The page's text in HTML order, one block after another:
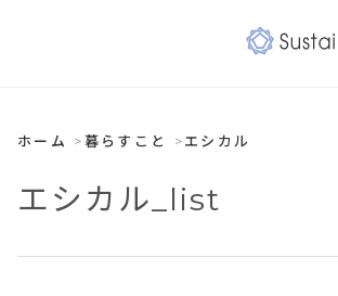
ホーム 暮らすこと エシカル
エシカル_list